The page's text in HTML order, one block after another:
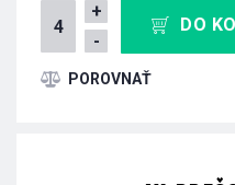
+
-
DO